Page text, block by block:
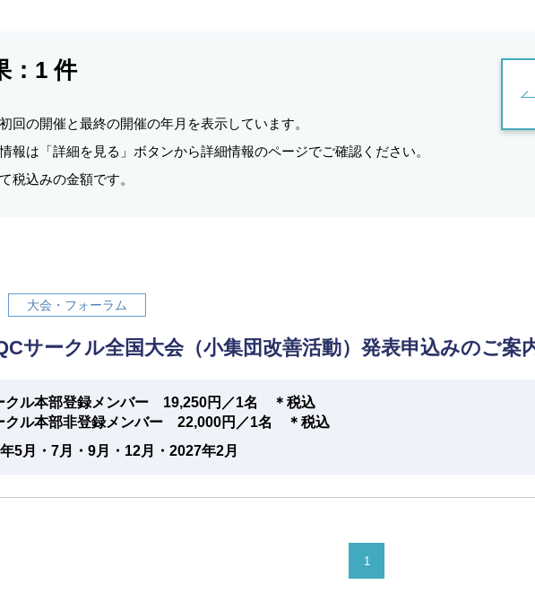
1 件
回の開催と最終の開催の年月を表示しています。
報は「詳細を見る」ボタンから詳細情報のページでご確認ください。
税込みの金額です。
大会・フォーラム
サークル全国大会（小集団改善活動）発表申込みのご案
クル本部登録メンバー 19,250円／1名 ＊税込
クル本部非登録メンバー 22,000円／1名 ＊税込
5月・7月・9月・12月・2027年2月
1